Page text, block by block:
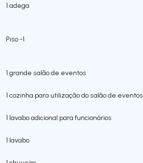
1 adega
Piso -1.
1 grande salão de eventos
1 cozinha para utilização do salão de eventos
1 lavabo adicional para funcionários
1 lavabo